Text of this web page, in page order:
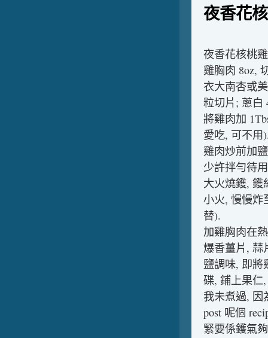
夜香花
夜香花核桃
雞胸肉 8oz,
衣大南杏或
粒切片; 蔥白
將雞肉加
愛吃, 可不用
雞肉炒前加
少許拌勻待
大火燒鑊, 鑊
小火, 慢慢炸
替).
加雞胸肉在
爆香薑片, 蒜
鹽調味, 即將
碟, 鋪上果仁
我未煮過,
post 呢個
緊要係鑊氣夠